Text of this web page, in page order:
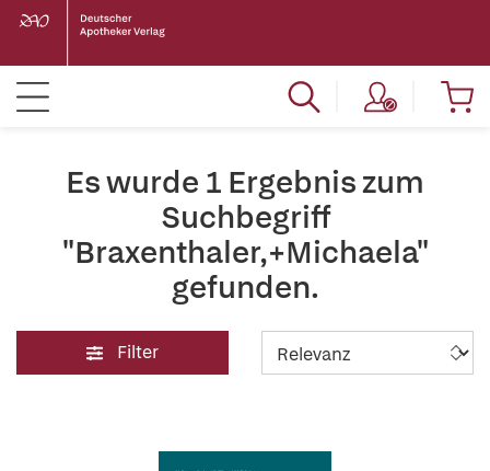
Es wurde 1 Ergebnis zum
Suchbegriff
"Braxenthaler,+Michaela"
gefunden.
Filter